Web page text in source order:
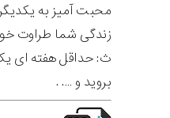
محبت آمیز به
زندگی شما طراوت
ث: حداقل هفته ای
بروید و …. .